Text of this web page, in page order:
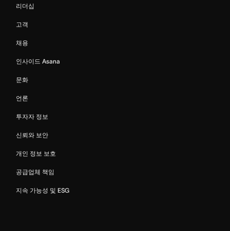
리더십
고객
채용
인사이드 Asana
문화
언론
투자자 정보
신뢰와 보안
개인 정보 보호
공급업체 책임
지속 가능성 및 ESG